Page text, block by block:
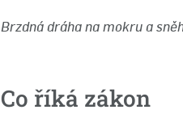
Brzdná dráha na mokru a
Co říká zákon